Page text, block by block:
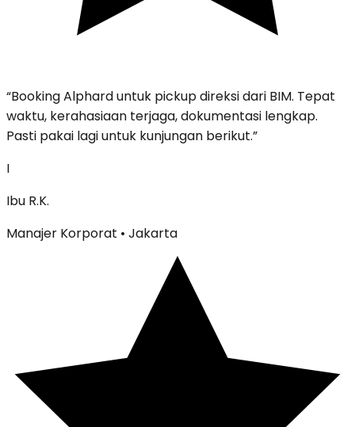
“Booking Alphard untuk pickup direksi dari BIM. Tepat
waktu, kerahasiaan terjaga, dokumentasi lengkap.
Pasti pakai lagi untuk kunjungan berikut.”
I
Ibu R.K.
Manajer Korporat • Jakarta